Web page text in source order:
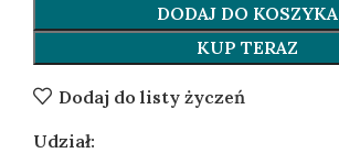
DODAJ DO KOSZYKA
KUP TERAZ
Dodaj do listy życzeń
Udział: